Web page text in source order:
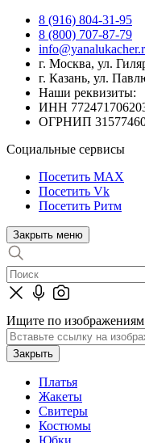
8 (916) 804-31-95
8 (800) 707-87-79
г. Москва, ул.
г. Казань, ул.
Наши реквизиты:
ИНН
ОГРНИП
Социальные сервисы
Посетить MAX
Посетить Vk
Посетить Ритм
Закрыть меню
Ищите по изображениям
Закрыть
Платья
Жакеты
Свитеры
Костюмы
Юбки